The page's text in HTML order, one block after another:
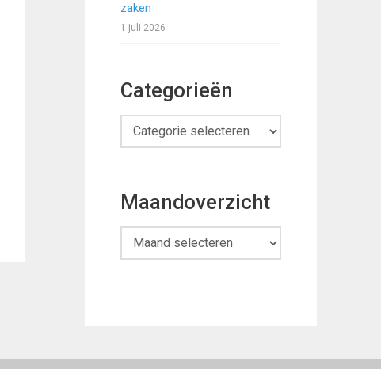
zaken
1 juli 2026
Categorieën
Categorieën
Maandoverzicht
Maandoverzicht